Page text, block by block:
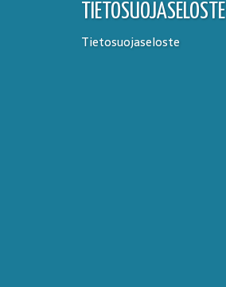
TIETOSUOJASELOSTE
Tietosuojaseloste